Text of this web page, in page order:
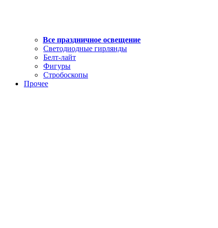
Все праздничное освещение
Светодиодные гирлянды
Белт-лайт
Фигуры
Стробоскопы
Прочее